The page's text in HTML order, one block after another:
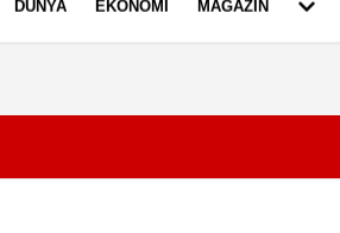
DÜNYA EKONOMI MAGAZIN